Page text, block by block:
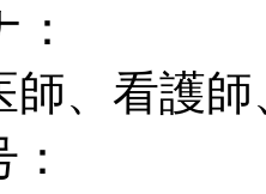
、看護師